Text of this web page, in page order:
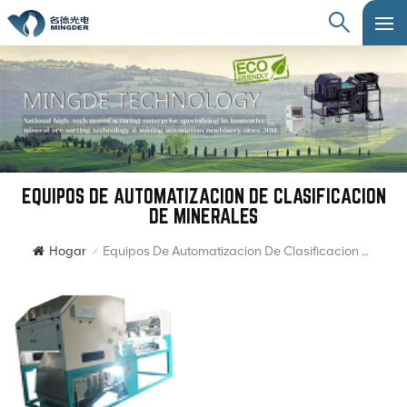
EQUIPOS DE AUTOMATIZACION DE CLASIFICACION
DE MINERALES
Hogar / Equipos De Automatizacion De Clasificacion De Minerales